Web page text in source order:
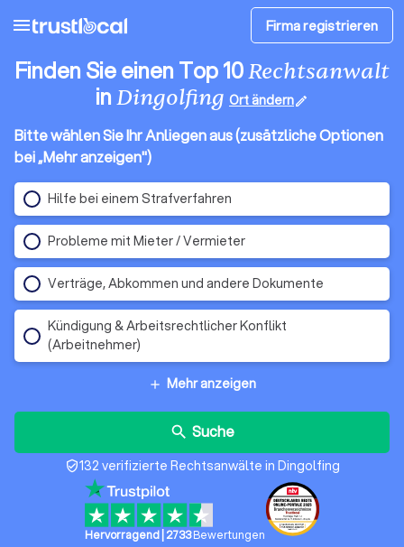
menu Firma registrieren
Finden Sie einen Top 10Rechtsanwalt
inDingolfing Ort ändernedit
Bitte wählen Sie Ihr Anliegen aus (zusätzliche Optionen
bei „Mehr anzeigen")
Hilfe bei einem Strafverfahren
Probleme mit Mieter / Vermieter
Verträge, Abkommen und andere Dokumente
Kündigung & Arbeitsrechtlicher Konflikt
(Arbeitnehmer)
add Mehr anzeigen
search Suche
verified_user132 verifizierte Rechtsanwälte in Dingolfing
Hervorragend| 2733 Bewertungen